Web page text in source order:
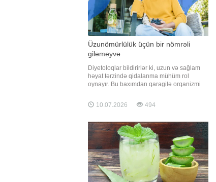
Üzunömürlülük üçün bir nömrəli
giləmeyvə
Diyetoloqlar bildirirlər ki, uzun və sağlam
həyat tərzində qidalanma mühüm rol
oynayır. Bu baxımdan qaragilə orqanizmi
kömək edə biləcək antioksidantlar, liflər və
bitki mənşəli faydalı birləşmələrlə zəngin
xəbər veri
10.07.2026 494